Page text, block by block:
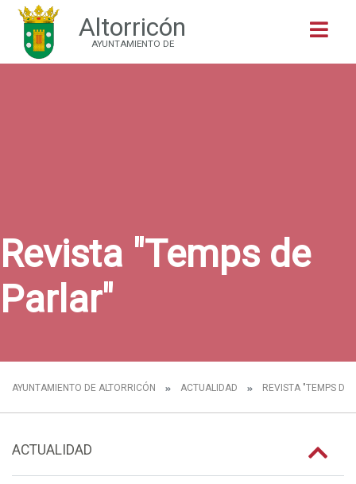
Altorricón
AYUNTAMIENTO DE
Revista "Temps de
Parlar"
AYUNTAMIENTO DE ALTORRICÓN ACTUALIDAD REVISTA "TEMPS DE
ACTUALIDAD